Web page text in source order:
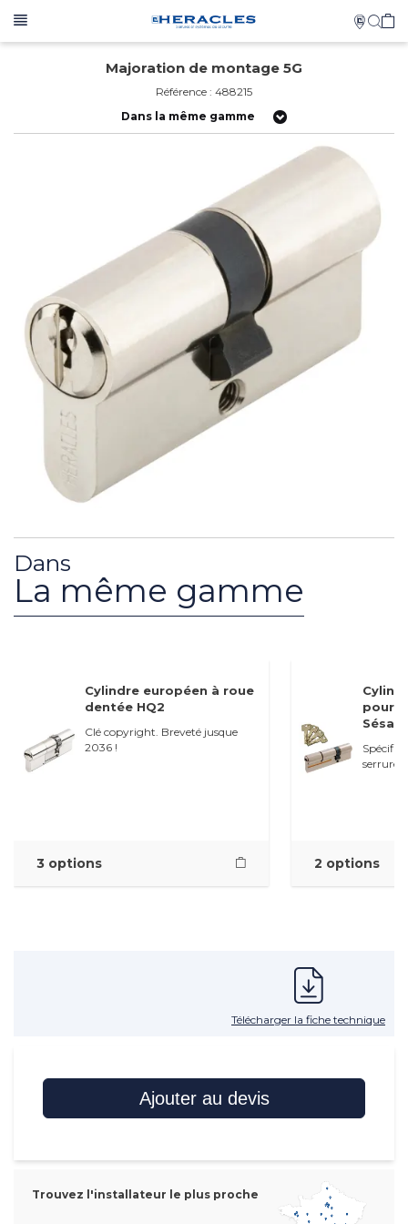
Majoration de montage 5G
Référence : 488215
Dans la même gamme
Dans
La même gamme
Cylindre européen à roue
dentée HQ2
Clé copyright. Breveté jusque
2036 !
3 options
pour
serrures
2 options
Télécharger la fiche technique
Ajouter au devis
Trouvez l'installateur le plus proche